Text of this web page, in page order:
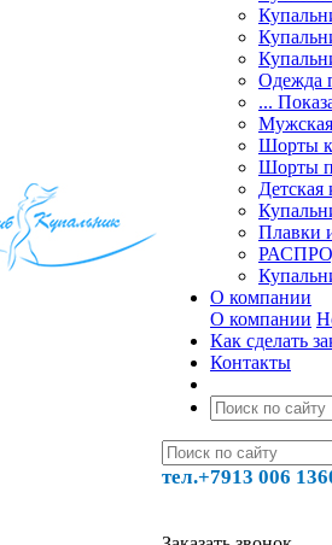
Одежда
...
Шорты
Шорты
Детская
Плавки
О компании
О компании
Как сделать
Контакты
тел.+7913 006